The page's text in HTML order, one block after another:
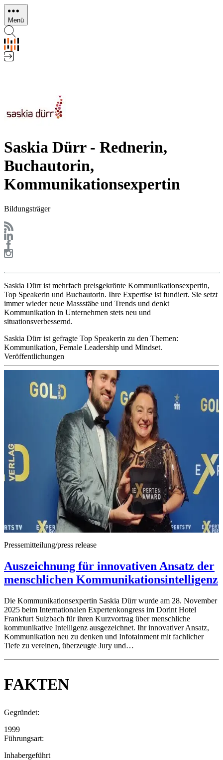
Direkt
zum
Inhalt
Menü
Saskia Dürr - Rednerin,
Buchautorin,
Kommunikationsexpertin
Bildungsträger
Saskia Dürr ist mehrfach preisgekrönte Kommunikationsexpertin,
Top Speakerin und Buchautorin. Ihre Expertise ist fundiert. Sie setzt
immer wieder neue Massstäbe und Trends und denkt
Kommunikation in Unternehmen stets neu und
situationsverbessernd.
Saskia Dürr ist gefragte Top Speakerin zu den Themen:
Kommunikation, Female Leadership und Mindset.
Veröffentlichungen
Pressemitteilung/press release
Auszeichnung für innovativen Ansatz der
menschlichen Kommunikationsintelligenz
Die Kommunikationsexpertin Saskia Dürr wurde am 28. November
2025 beim Internationalen Expertenkongress im Dorint Hotel
Frankfurt Sulzbach für ihren Kurzvortrag über menschliche
kommunikative Intelligenz ausgezeichnet. Ihr innovativer Ansatz,
Kommunikation neu zu denken und Infotainment mit fachlicher
Tiefe zu vereinen, überzeugte Jury und…
FAKTEN
Gegründet:
1999
Führungsart:
Inhabergeführt